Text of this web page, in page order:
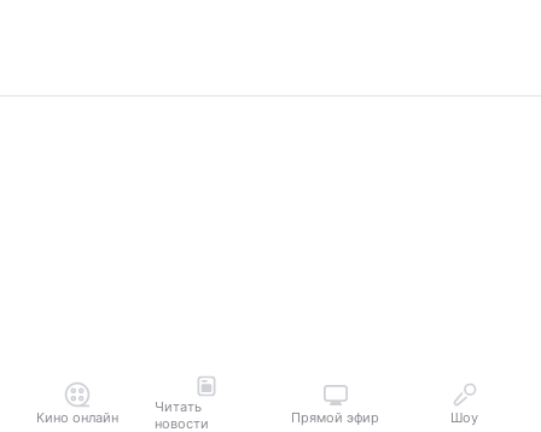
Кино онлайн
Читать
новости
Прямой эфир Шоу